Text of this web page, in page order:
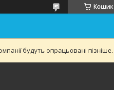
Кошик
будуть опрацьовані пізніше.